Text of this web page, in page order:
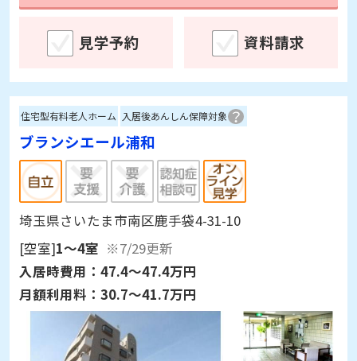
見学予約 資料請求
住宅型有料老人ホーム 入居後あんしん保障対象
ブランシエール浦和
埼玉県さいたま市南区鹿手袋4-31-10
[空室]1～4室 ※7/29更新
入居時費用： 47.4～47.4万円
月額利用料： 30.7～41.7万円